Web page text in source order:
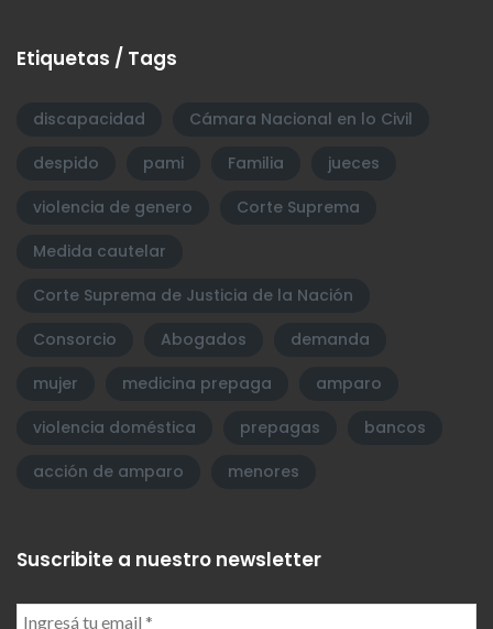
Etiquetas / Tags
discapacidad
Cámara Nacional en lo Civil
despido
pami Familia
jueces
violencia de genero
Corte Suprema
Medida cautelar
Corte Suprema de Justicia de la Nación
Consorcio
Abogados
demanda
mujer
medicina prepaga
amparo
violencia doméstica
prepagas
bancos
acción de amparo
menores
Suscribite a nuestro newsletter